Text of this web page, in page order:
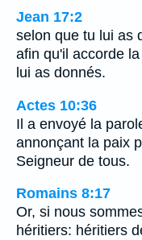
Jean 17:2
selon que tu lui as
afin qu'il accorde
lui as donnés.
Actes 10:36
Il a envoyé la
annonçant la paix
Seigneur de tous.
Romains 8:17
Or, si nous
héritiers: héritiers